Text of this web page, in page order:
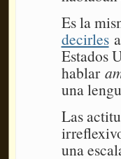
Es la
decirlesa
Estados
hablar
una
Las
una